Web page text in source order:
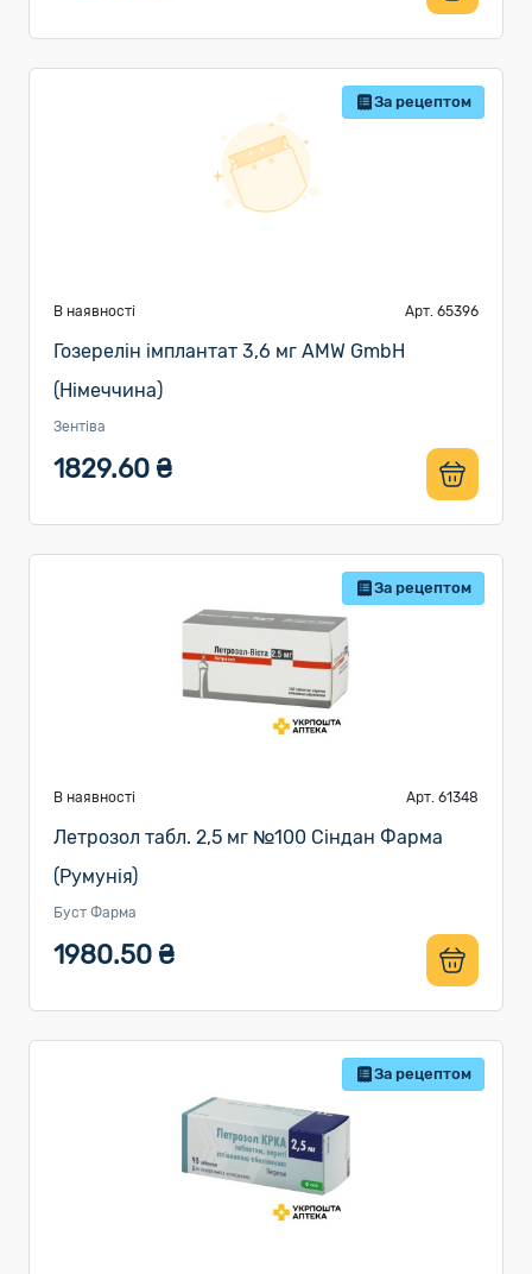
За рецептом
В наявності Арт. 65396
Гозерелін імплантат 3,6 мг AMW GmbH
(Німеччина)
Зентіва
1829.60 ₴
За рецептом
В наявності Арт. 61348
Летрозол табл. 2,5 мг №100 Сіндан Фарма
(Румунія)
Буст Фарма
1980.50 ₴
За рецептом